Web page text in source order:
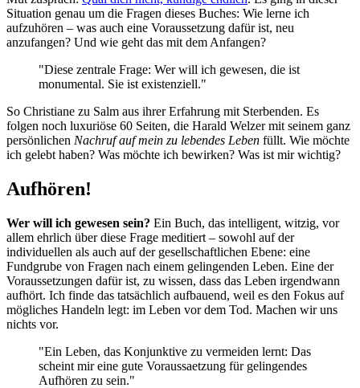
Situation genau um die Fragen dieses Buches: Wie lerne ich
aufzuhören – was auch eine Voraussetzung dafür ist, neu
anzufangen? Und wie geht das mit dem Anfangen?
"Diese zentrale Frage: Wer will ich gewesen, die ist
monumental. Sie ist existenziell."
So Christiane zu Salm aus ihrer Erfahrung mit Sterbenden. Es
folgen noch luxuriöse 60 Seiten, die Harald Welzer mit seinem ganz
persönlichen Nachruf auf mein zu lebendes Leben füllt. Wie möchte
ich gelebt haben? Was möchte ich bewirken? Was ist mir wichtig?
Aufhören!
Wer will ich gewesen sein? Ein Buch, das intelligent, witzig, vor
allem ehrlich über diese Frage meditiert – sowohl auf der
individuellen als auch auf der gesellschaftlichen Ebene: eine
Fundgrube von Fragen nach einem gelingenden Leben. Eine der
Voraussetzungen dafür ist, zu wissen, dass das Leben irgendwann
aufhört. Ich finde das tatsächlich aufbauend, weil es den Fokus auf
mögliches Handeln legt: im Leben vor dem Tod. Machen wir uns
nichts vor.
"Ein Leben, das Konjunktive zu vermeiden lernt: Das
scheint mir eine gute Voraussaetzung für gelingendes
Aufhören zu sein."